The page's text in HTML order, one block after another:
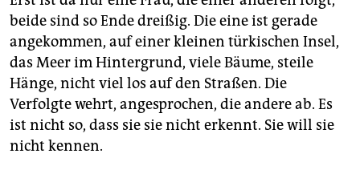
unterstützen
abo
genossenschaft
epaper login
beide sind so Ende dreißig. Die eine ist gerade
angekommen, auf einer kleinen türkischen Insel,
das Meer im Hintergrund, viele Bäume, steile
Hänge, nicht viel los auf den Straßen. Die
Verfolgte wehrt, angesprochen, die andere ab. Es
ist nicht so, dass sie sie nicht erkennt. Sie will sie
nicht kennen.